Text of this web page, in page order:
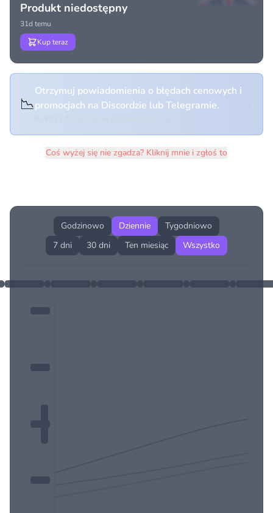
Produkt niedostępny
31d temu
Kup teraz
📉
Otrzymuj powiadomienia o błędach cenowych i
promocjach na Discordzie lub Telegramie.
Coś wyżej się nie zgadza? Kliknij mnie i zgłoś to
Godzinowo Dziennie
Tygodniowo
7 dni
30 dni Ten miesiąc Wszystko